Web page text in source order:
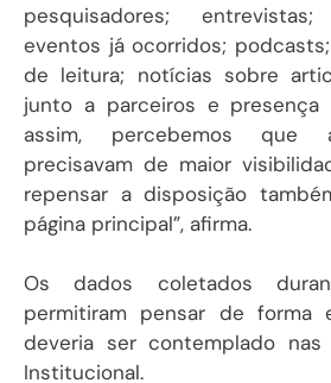
pesquisadores;
eventos já ocorridos;
de leitura; notícias sobre
junto a parceiros e presença
assim, percebemos que
precisavam de maior
repensar a disposição
página principal”, afirma.
Os dados coletados
permitiram pensar de forma
deveria ser contemplado
Institucional.